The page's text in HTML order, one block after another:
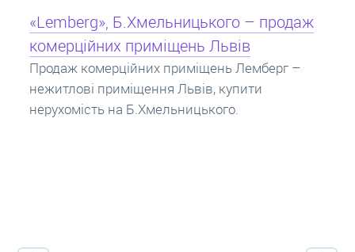
– продаж
Львів
Лемберг –
купити
Кредит під заставу
Іпотека на квартиру –
заставу нерухомості. Купити
потрібно знати? Консультація
про іпотечні кредити.